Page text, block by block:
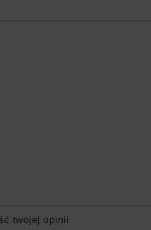
twojej opinii